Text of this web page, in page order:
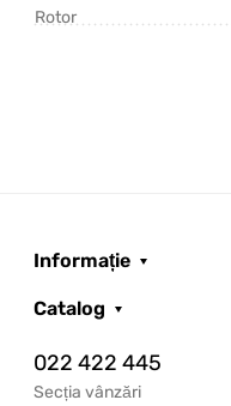
Rotor
Informație
Catalog
022 422 445
Secția vânzări